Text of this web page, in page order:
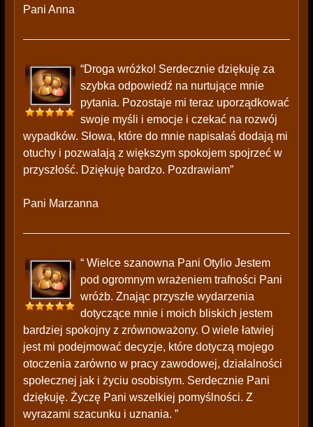
Pani Anna
“Droga wróżko! Serdecznie dziękuję za
szybka odpowiedź na nurtujące mnie
pytania. Pozostaje mi teraz uporządkować
swoje myśli i emocje i czekać na rozwój
wypadków. Słowa, które do mnie napisałaś dodają mi
otuchy i pozwalają z większym spokojem spojrzeć w
przyszłość. Dziękuję bardzo. Pozdrawiam”
Pani Marzanna
“ Wielce szanowna Pani Otylio Jestem
pod ogromnym wrażeniem trafności Pani
wróżb. Znając przyszłe wydarzenia
dotyczące mnie i moich bliskich jestem
bardziej spokojny z zrównoważony. O wiele łatwiej
jest mi podejmować decyzje, które dotyczą mojego
otoczenia zarówno w pracy zawodowej, działalności
społecznej jak i życiu osobistym. Serdecznie Pani
dziękuję. Życzę Pani wszelkiej pomyślności. Z
wyrazami szacunku i uznania. ”